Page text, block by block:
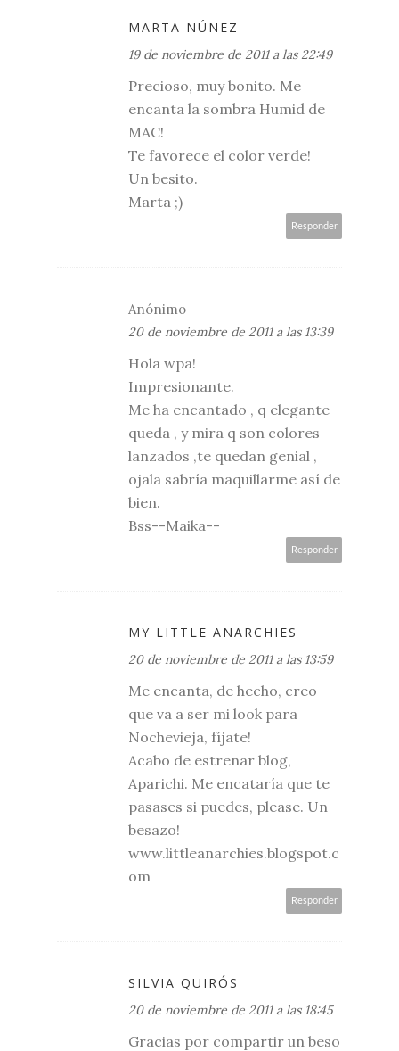
MARTA NÚÑEZ
19 de noviembre de 2011 a las 22:49
Precioso, muy bonito. Me
encanta la sombra Humid de
MAC!
Te favorece el color verde!
Un besito.
Marta ;)
Responder
Anónimo
20 de noviembre de 2011 a las 13:39
Hola wpa!
Impresionante.
Me ha encantado , q elegante
queda , y mira q son colores
lanzados ,te quedan genial ,
ojala sabría maquillarme así de
bien.
Bss--Maika--
Responder
MY LITTLE ANARCHIES
20 de noviembre de 2011 a las 13:59
Me encanta, de hecho, creo
que va a ser mi look para
Nochevieja, fíjate!
Acabo de estrenar blog,
Aparichi. Me encataría que te
pasases si puedes, please. Un
besazo!
www.littleanarchies.blogspot.c
om
Responder
SILVIA QUIRÓS
20 de noviembre de 2011 a las 18:45
Gracias por compartir un beso